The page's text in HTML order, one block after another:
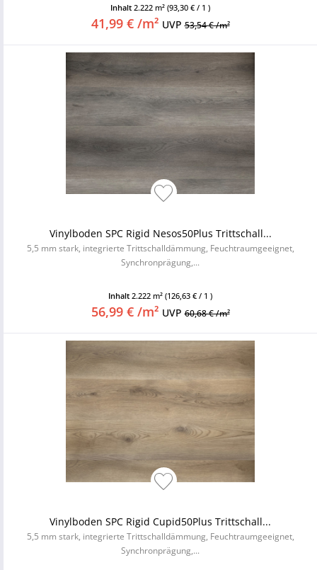
Inhalt 2.222 m² (93,30 € / 1 )
41,99 € /m² UVP53,54 € /m²
Vinylboden SPC Rigid Nesos50Plus Trittschall...
5,5 mm stark, integrierte Trittschalldämmung, Feuchtraumgeeignet,
Synchronprägung,...
Inhalt 2.222 m² (126,63 € / 1 )
56,99 € /m² UVP60,68 € /m²
Vinylboden SPC Rigid Cupid50Plus Trittschall...
5,5 mm stark, integrierte Trittschalldämmung, Feuchtraumgeeignet,
Synchronprägung,...